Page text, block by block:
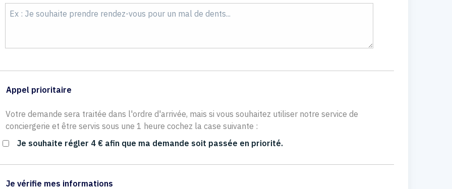
Appel prioritaire
Votre demande sera traitée dans l'ordre d'arrivée, mais si vous souhaitez utiliser notre service de
conciergerie et être servis sous une 1 heure cochez la case suivante :
Je souhaite régler 4 € afin que ma demande soit passée en priorité.
Je vérifie mes informations